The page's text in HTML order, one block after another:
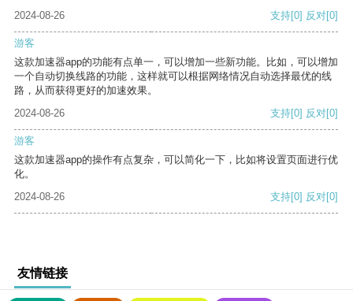
2024-08-26
支持[0] 反对[0]
游客
这款加速器app的功能有点单一，可以增加一些新功能。比如，可以增加
一个自动切换线路的功能，这样就可以根据网络情况自动选择最优的线
路，从而获得更好的加速效果。
2024-08-26
支持[0] 反对[0]
游客
这款加速器app的操作有点复杂，可以简化一下，比如将设置页面进行优
化。
2024-08-26
支持[0] 反对[0]
友情链接